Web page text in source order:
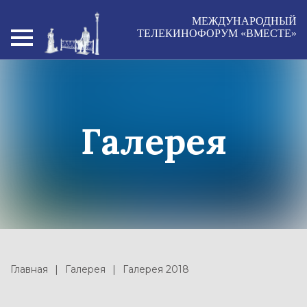
МЕЖДУНАРОДНЫЙ
ТЕЛЕКИНОФОРУМ «ВМЕСТЕ»
Галерея
Главная Галерея Галерея 2018